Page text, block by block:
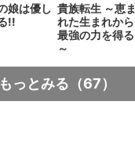
娘は優し
!!
貴族転生 ～恵ま
れた生まれから
最強の力を得る
～
もっとみる（67）